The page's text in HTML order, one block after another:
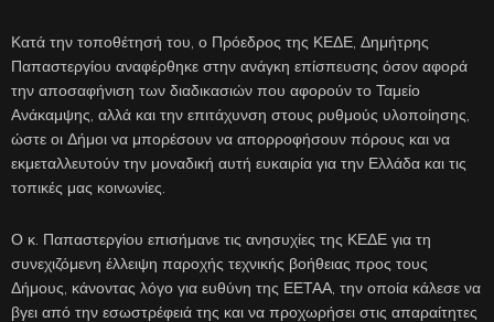
Κατά την τοποθέτησή του, ο Πρόεδρος της ΚΕΔΕ, Δημήτρης
Παπαστεργίου αναφέρθηκε στην ανάγκη επίσπευσης όσον αφορά
την αποσαφήνιση των διαδικασιών που αφορούν το Ταμείο
Ανάκαμψης, αλλά και την επιτάχυνση στους ρυθμούς υλοποίησης,
ώστε οι Δήμοι να μπορέσουν να απορροφήσουν πόρους και να
εκμεταλλευτούν την μοναδική αυτή ευκαιρία για την Ελλάδα και τις
τοπικές μας κοινωνίες.
Ο κ. Παπαστεργίου επισήμανε τις ανησυχίες της ΚΕΔΕ για τη
συνεχιζόμενη έλλειψη παροχής τεχνικής βοήθειας προς τους
Δήμους, κάνοντας λόγο για ευθύνη της ΕΕΤΑΑ, την οποία κάλεσε να
βγει από την εσωστρέφειά της και να προχωρήσει στις απαραίτητες